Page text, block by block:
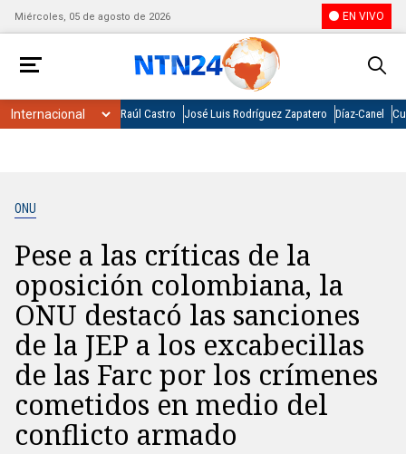
Miércoles, 05 de agosto de 2026 EN VIVO
Raúl Castro José Luis Rodríguez Zapatero Díaz-Canel
ONU
Pese a las críticas de la
oposición colombiana, la
ONU destacó las sanciones
de la JEP a los excabecillas
de las Farc por los crímenes
cometidos en medio del
conflicto armado